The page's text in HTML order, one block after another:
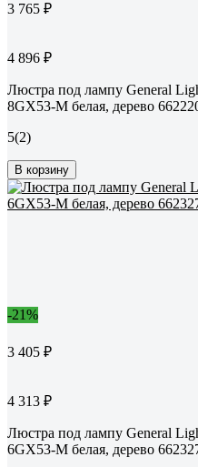
3 765 ₽
4 896 ₽
Люстра под лампу General
8GX53-M белая, дерево
5(2)
В корзину
-21%
3 405 ₽
4 313 ₽
Люстра под лампу General
6GX53-M белая, дерево